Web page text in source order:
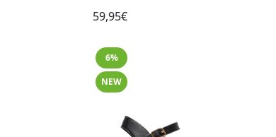
59,95€
6%
NEW